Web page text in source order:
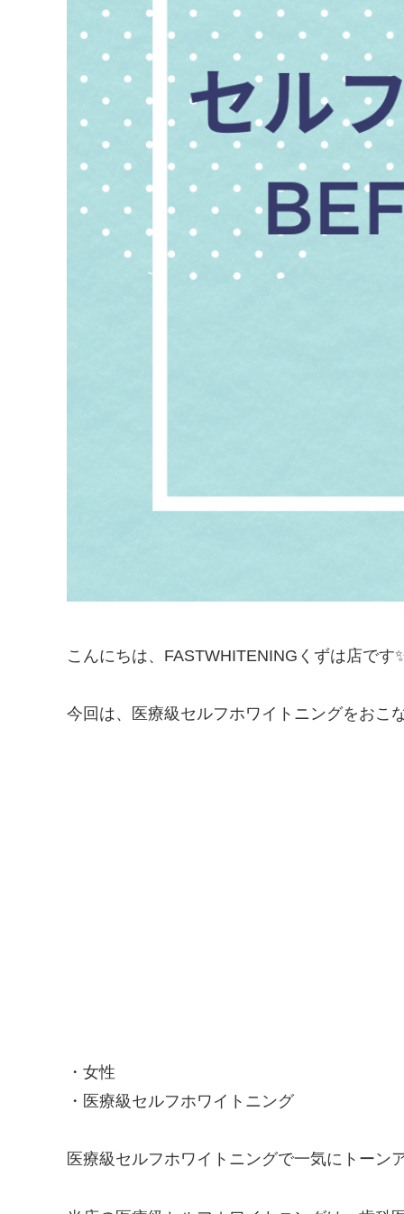
こんにちは、FASTWHITENINGくずは店です
今回は、医療級セルフホワイトニングをおこ
・女性
・医療級セルフホワイトニング
医療級セルフホワイトニングで一気にトーン